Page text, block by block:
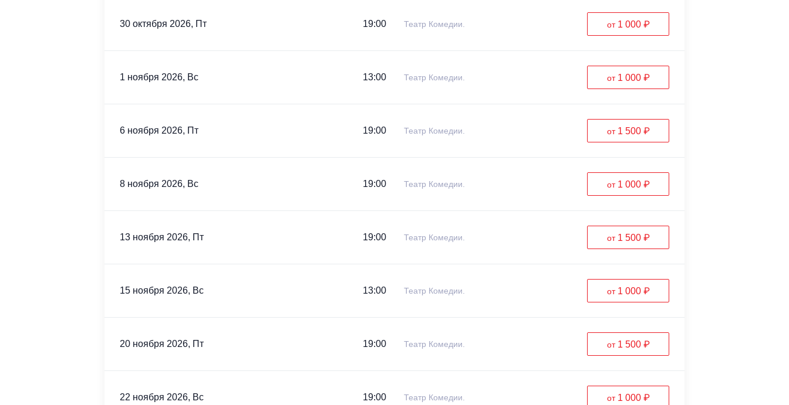
30 октября 2026, Пт 19:00 Театр Комедии. от 1 000 ₽
1 ноября 2026, Вс 13:00 Театр Комедии. от 1 000 ₽
6 ноября 2026, Пт 19:00 Театр Комедии. от 1 500 ₽
8 ноября 2026, Вс 19:00 Театр Комедии. от 1 000 ₽
13 ноября 2026, Пт 19:00 Театр Комедии. от 1 500 ₽
15 ноября 2026, Вс 13:00 Театр Комедии. от 1 000 ₽
20 ноября 2026, Пт 19:00 Театр Комедии. от 1 500 ₽
22 ноября 2026, Вс 19:00 Театр Комедии. от 1 000 ₽